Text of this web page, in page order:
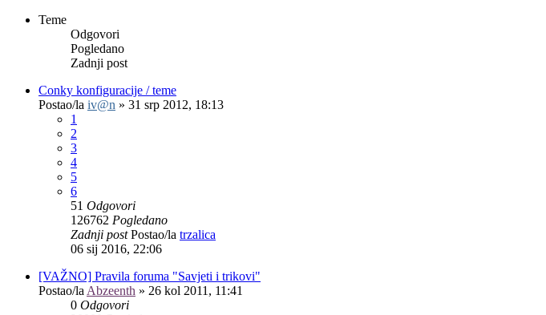
Teme
Odgovori
Pogledano
Zadnji post
Conky konfiguracije / teme
Postao/la iv@n » 31 srp 2012, 18:13
1
2
3
4
5
6
51 Odgovori
126762 Pogledano
Zadnji postPostao/la trzalica
06 sij 2016, 22:06
[VAŽNO] Pravila foruma "Savjeti i trikovi"
Postao/la Abzeenth » 26 kol 2011, 11:41
0 Odgovori